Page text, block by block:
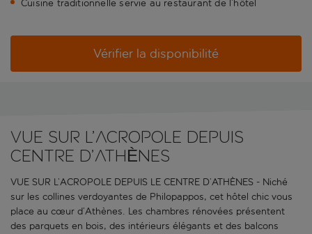
Cuisine traditionnelle servie au restaurant de l’hôtel
Vérifier la disponibilité
VUE SUR L’ACROPOLE DEPUIS
CENTRE D’ATHÈNES
VUE SUR L’ACROPOLE DEPUIS LE CENTRE D’ATHÈNES - Niché
sur les collines verdoyantes de Philopappos, cet hôtel chic vous
place au cœur d’Athènes. Les chambres rénovées présentent
des parquets en bois, des intérieurs élégants et des balcons